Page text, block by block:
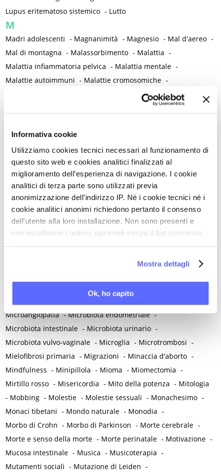
Informativa cookie
Utilizziamo cookies tecnici necessari al funzionamento di
questo sito web e cookies analitici finalizzati al
miglioramento dell’esperienza di navigazione. I cookie
analitici di terza parte sono utilizzati previa
anonimizzazione dell’indirizzo IP. Né i cookie tecnici né i
cookie analitici anonimi richiedono pertanto il consenso
dell’utente alla loro installazione. Non sono presenti e
non installiamo cookies opzionali senza il tuo consenso.
Mostra dettagli
Ok, ho capito
Lupus eritematoso sistemico - Lutto
M
Madri adolescenti - Magnanimità - Magnesio - Mal d'aereo -
Mal di montagna - Malassorbimento - Malattia -
Malattia infiammatoria pelvica - Malattia mentale -
Malattie autoimmuni - Malattie cromosomiche -
Malattie metaboliche -
Malattie reumatiche -
Malinconia -Martirio
Massaggio -Mastectomia profilattica bilaterale -Mastociti
Mastodinia / Mastalgia -Mastopatia fibrocistica -
Matrimonio non consumato -Medicina -Medicina di genere
Medicina di precisione -Medicina occidentale
Medicina rigenerativa
- Medicina tradizionale cinese
Medico di famiglia - Meditazione -Melanosi vulvare -
Melatonina -Memoria -Memoria morale -
Menarca e pubertà -Menopausa e premenopausa -
Menopausa precoce
Microangiopatia -Microbiota endometriale -
Microbiota intestinale - Microbiota urinario -
Microbiota vulvo-vaginale - Microglia - Microtrombosi -
Mielofibrosi primaria - Migrazioni - Minaccia d'aborto -
Mindfulness - Minipillola - Mioma - Miomectomia -
Mirtillo rosso - Misericordia - Mito della potenza - Mitologia
- Mobbing - Molestie - Molestie sessuali - Monachesimo -
Monaci tibetani - Mondo naturale - Monodia -
Morbo di Crohn - Morbo di Parkinson - Morte cerebrale -
Morte e senso della morte - Morte perinatale - Motivazione -
Mucosa intestinale - Musica - Musicoterapia -
Mutamenti sociali - Mutazione di Leiden -